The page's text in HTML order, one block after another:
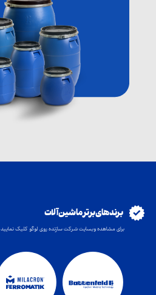
برند های برتر ماشین آلات
برای مشاهده وبسایت شرکت سازنده روی لوگو کلیک نمایید